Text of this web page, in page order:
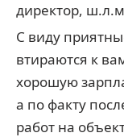
директор,
С виду
втираются к
хорошую
а по факту
работ на